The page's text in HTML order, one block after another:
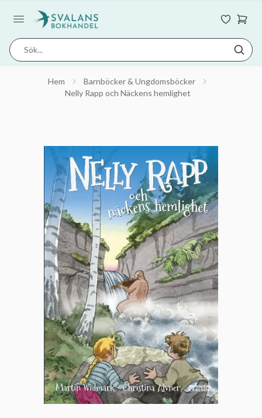
Hem
Barnböcker & Ungdomsböcker
Nelly Rapp och Näckens hemlighet